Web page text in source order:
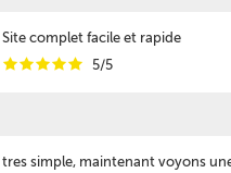
Site complet facile et rapide
iiiii 5/5
tres simple, maintenant voyons